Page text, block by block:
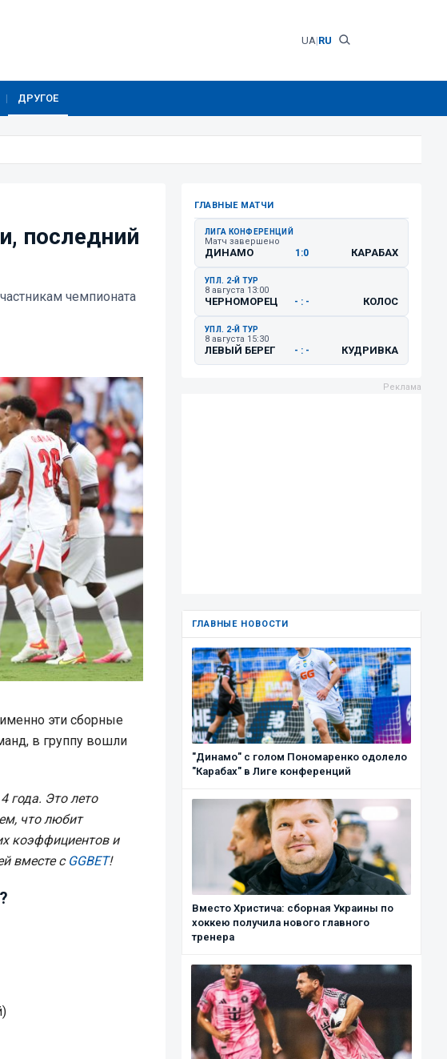
UA|RU
ДРУГОЕ
последний
чемпионата
эти сборные
в группу вошли
года. Это лето
что любит
коэффициентов и
вместе с GGBET!
ГЛАВНЫЕ МАТЧИ
ЛИГА КОНФЕРЕНЦИЙ
Матч завершено
ДИНАМО 1:0 КАРАБАХ
УПЛ. 2-Й ТУР
8 августа 13:00
ЧЕРНОМОРЕЦ - : - КОЛОС
УПЛ. 2-Й ТУР
8 августа 15:30
ЛЕВЫЙ БЕРЕГ - : - КУДРИВКА
ГЛАВНЫЕ НОВОСТИ
"Динамо" с голом Пономаренко одолело
"Карабах" в Лиге конференций
Вместо Христича: сборная Украины по
хоккею получила нового главного
тренера